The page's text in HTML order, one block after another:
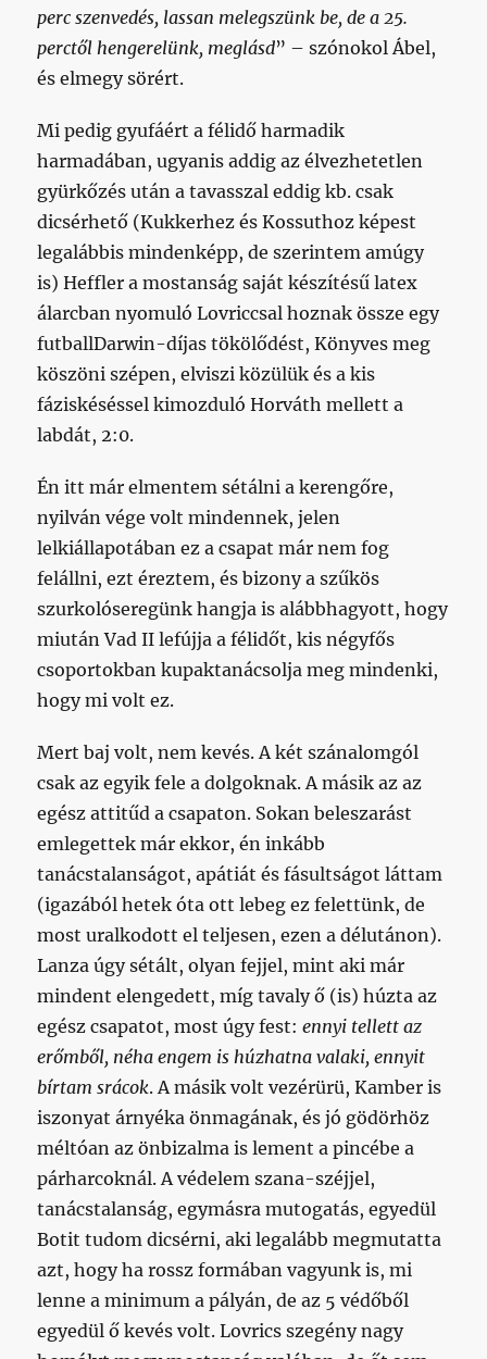
perc szenvedés, lassan melegszünk be, de a 25.
perctől hengerelünk, meglásd” – szónokol Ábel,
és elmegy sörért.
Mi pedig gyufáért a félidő harmadik
harmadában, ugyanis addig az élvezhetetlen
gyürkőzés után a tavasszal eddig kb. csak
dicsérhető (Kukkerhez és Kossuthoz képest
legalábbis mindenképp, de szerintem amúgy
is) Heffler a mostanság saját készítésű latex
álarcban nyomuló Lovriccsal hoznak össze egy
futballDarwin-díjas tökölődést, Könyves meg
köszöni szépen, elviszi közülük és a kis
fáziskéséssel kimozduló Horváth mellett a
labdát, 2:0.
Én itt már elmentem sétálni a kerengőre,
nyilván vége volt mindennek, jelen
lelkiállapotában ez a csapat már nem fog
felállni, ezt éreztem, és bizony a szűkös
szurkolóseregünk hangja is alábbhagyott, hogy
miután Vad II lefújja a félidőt, kis négyfős
csoportokban kupaktanácsolja meg mindenki,
hogy mi volt ez.
Mert baj volt, nem kevés. A két szánalomgól
csak az egyik fele a dolgoknak. A másik az az
egész attitűd a csapaton. Sokan beleszarást
emlegettek már ekkor, én inkább
tanácstalanságot, apátiát és fásultságot láttam
(igazából hetek óta ott lebeg ez felettünk, de
most uralkodott el teljesen, ezen a délutánon).
Lanza úgy sétált, olyan fejjel, mint aki már
mindent elengedett, míg tavaly ő (is) húzta az
egész csapatot, most úgy fest:ennyi tellett az
erőmből, néha engem is húzhatna valaki, ennyit
bírtam srácok. A másik volt vezérürü, Kamber is
iszonyat árnyéka önmagának, és jó gödörhöz
méltóan az önbizalma is lement a pincébe a
párharcoknál. A védelem szana-széjjel,
tanácstalanság, egymásra mutogatás, egyedül
Botit tudom dicsérni, aki legalább megmutatta
azt, hogy ha rossz formában vagyunk is, mi
lenne a minimum a pályán, de az 5 védőből
egyedül ő kevés volt. Lovrics szegény nagy